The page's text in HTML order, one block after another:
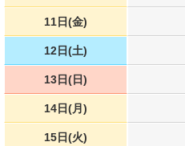
11日(金)
12日(土)
13日(日)
14日(月)
15日(火)